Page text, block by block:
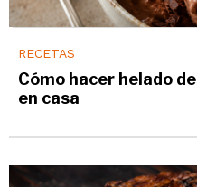
RECETAS
Cómo hacer helado
en casa